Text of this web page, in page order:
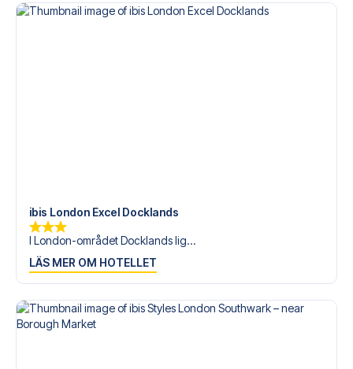
ibis London Excel Docklands
I London-området Docklands lig...
LÄS MER OM HOTELLET